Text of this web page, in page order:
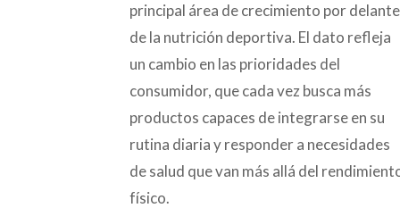
principal área de crecimiento por delante
de la nutrición deportiva. El dato refleja
un cambio en las prioridades del
consumidor, que cada vez busca más
productos capaces de integrarse en su
rutina diaria y responder a necesidades
de salud que van más allá del
físico.